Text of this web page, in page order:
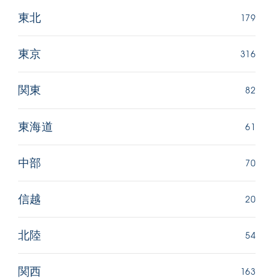
東北 179
東京 316
関東 82
東海道 61
中部 70
信越 20
北陸 54
関西 163